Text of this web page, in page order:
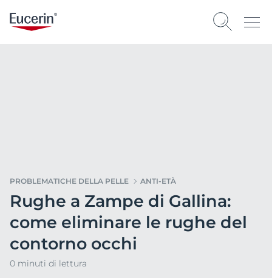
PROBLEMATICHE DELLA PELLE ANTI-ETÀ
Rughe a Zampe di Gallina:
come eliminare le rughe del
contorno occhi
0 minuti di lettura